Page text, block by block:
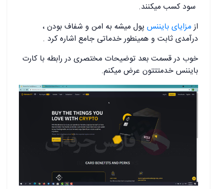
سود کسب میکنند.
ازمزایای بایننس پول میشه به امن و شفاف بودن ،
درآمدی ثابت و همینطور خدماتی جامع اشاره کرد .
خوب در قسمت بعد توضیحات مختصری در رابطه با کارت
بایننس خدمتتتون عرض میکنم.